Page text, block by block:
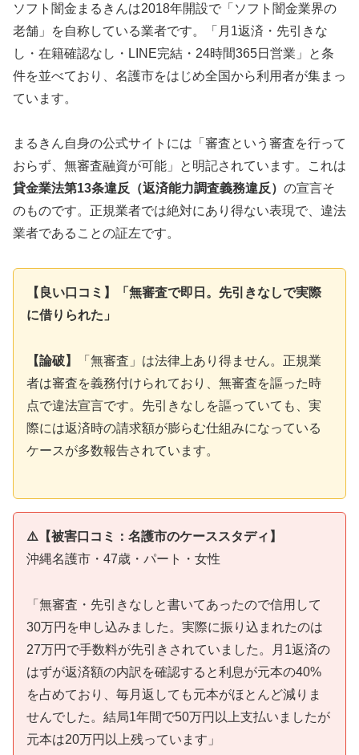
ソフト闇金まるきんは2018年開設で「ソフト闇金業界の
老舗」を自称している業者です。「月1返済・先引きな
し・在籍確認なし・LINE完結・24時間365日営業」と条
件を並べており、名護市をはじめ全国から利用者が集まっ
ています。
まるきん自身の公式サイトには「審査という審査を行って
おらず、無審査融資が可能」と明記されています。これは
貸金業法第13条違反（返済能力調査義務違反） の宣言そ
のものです。正規業者では絶対にあり得ない表現で、違法
業者であることの証左です。
【良い口コミ】「無審査で即日。先引きなしで実際
に借りられた」
【論破】
「無審査」は法律上あり得ません。正規業
者は審査を義務付けられており、無審査を謳った時
点で違法宣言です。先引きなしを謳っていても、実
際には返済時の請求額が膨らむ仕組みになっている
ケースが多数報告されています。
⚠️【被害口コミ：名護市のケーススタディ】
沖縄名護市・47歳・パート・女性
「無審査・先引きなしと書いてあったので信用して
30万円を申し込みました。実際に振り込まれたのは
27万円で手数料が先引きされていました。月1返済の
はずが返済額の内訳を確認すると利息が元本の40%
を占めており、毎月返しても元本がほとんど減りま
せんでした。結局1年間で50万円以上支払いましたが
元本は20万円以上残っています」